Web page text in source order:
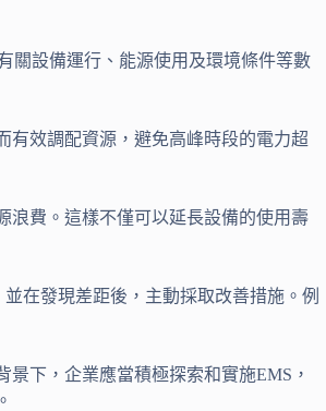
關設備運行、能源使用及環境條件等數
有效調配資源，避免高峰時段的電力超
浪費。這樣不僅可以延長設備的使用壽
在發現差距後，主動採取改善措施。例
下，企業應當積極探索和實施EMS，